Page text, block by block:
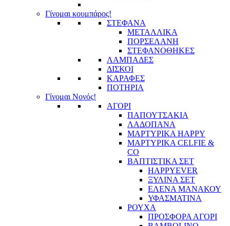
Γίνομαι κουμπάρος!
ΣΤΕΦΑΝΑ
ΜΕΤΑΛΛΙΚΑ
ΠΟΡΣΕΛΑΝΗ
ΣΤΕΦΑΝΟΘΗΚΕΣ
ΛΑΜΠΑΔΕΣ
ΔΙΣΚΟΙ
ΚΑΡΑΦΕΣ
ΠΟΤΗΡΙΑ
Γίνομαι Νονός!
ΑΓΟΡΙ
ΠΑΠΟΥΤΣΑΚΙΑ
ΛΑΔΟΠΑΝΑ
ΜΑΡΤΥΡΙΚΑ HAPPY
ΜΑΡΤΥΡΙΚΑ CELFIE &
CO
ΒΑΠΤΙΣΤΙΚΑ ΣΕΤ
HAPPYEVER
ΞΥΛΙΝΑ ΣΕΤ
ΕΛΕΝΑ ΜΑΝΑΚΟΥ
ΥΦΑΣΜΑΤΙΝΑ
ΡΟΥΧΑ
ΠΡΟΣΦΟΡΑ ΑΓΟΡΙ